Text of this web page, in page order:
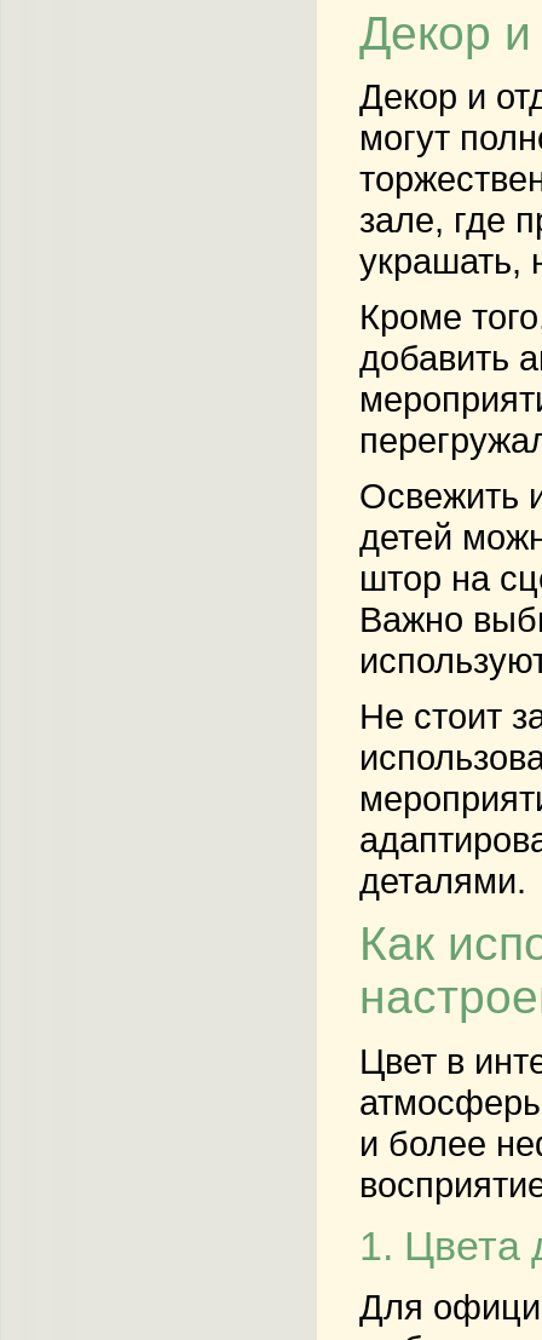
Декор
Декор и
могут
зале, где
украшать,
Кроме
добавить
Освежить
детей
штор на
Важно
Не стоит
деталями.
Как
Цвет в
и более
1. Цвета
Для